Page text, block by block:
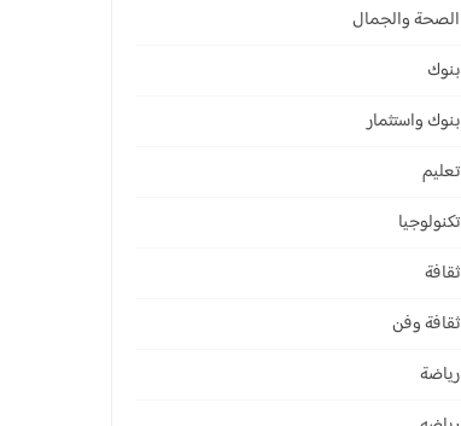
الصحة والجمال
بنوك
بنوك واستثمار
تعليم
تكنولوجيا
ثقافة
ثقافة وفن
رياضة